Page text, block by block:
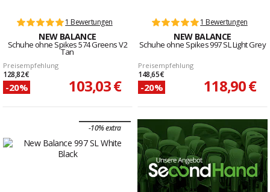
1 Bewertungen
NEW BALANCE
Schuhe ohne Spikes 574 Greens V2
Tan
Preisempfehlung
128,82 €
-20% 103,03 €
1 Bewertungen
NEW BALANCE
Schuhe ohne Spikes 997 SL Light Grey
Preisempfehlung
148,65 €
-20% 118,90 €
-10% extra